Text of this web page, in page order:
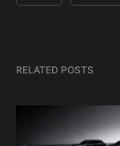
RELATED POSTS